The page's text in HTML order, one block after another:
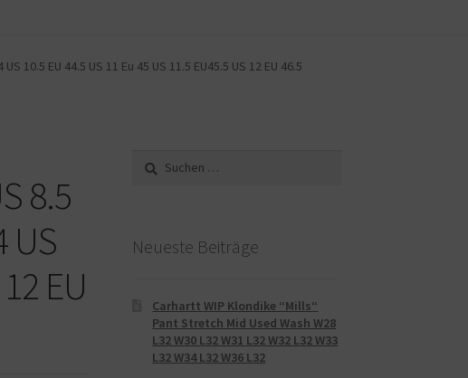
10.5 EU 44.5 US 11 Eu 45 US 11.5 EU45.5 US 12 EU 46.5
8.5
US
EU
nach:
Neueste Beiträge
Carhartt WIP Klondike “Mills“
Pant Stretch Mid Used Wash W28
L32 W30 L32 W31 L32 W32 L32 W33
L32 W34 L32 W36 L32